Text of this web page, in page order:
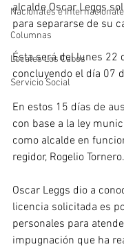
Nacionales e
Columnas
Locales Los Cabos
Servicio Social
alcalde Oscar Leggs
para separarse de su
Ésta será del lunes 22
concluyendo el día 07
En estos 15 días de
con base a la ley
como alcalde en
regidor, Rogelio Tornero.
Oscar Leggs dio a
licencia solicitada es
personales para
impugnación que ha